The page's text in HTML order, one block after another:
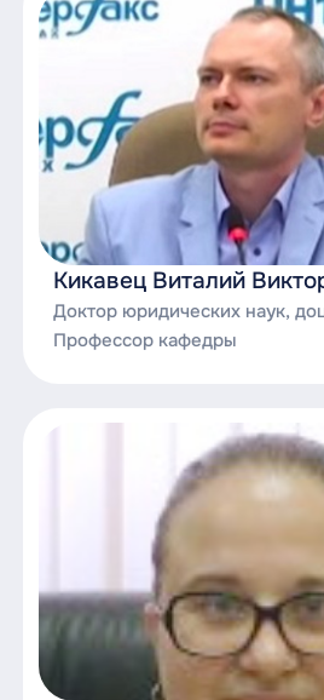
Научно-
Педагогическая практика;
Производственная
Производственная
исследовательская
Производственная
(преддипломная
Учебная практика;
Кикавец Виталий
Доктор юридических наук,
Профессор кафедры